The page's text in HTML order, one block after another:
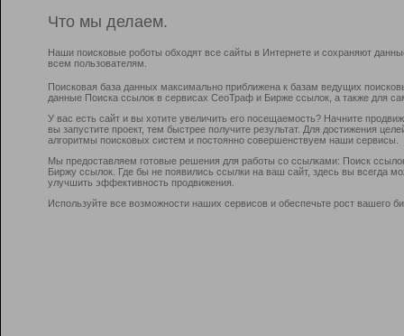
Что мы делаем.
Наши поисковые роботы обходят все сайты в Интернете и сохраняют
всем пользователям.
Поисковая база данных максимально приближена к базам ведущих
данные Поиска ссылок в сервисах СеоТраф и Бирже ссылок, а также для
У вас есть сайт и вы хотите увеличить его посещаемость? Начните
вы запустите проект, тем быстрее получите результат. Для достижения
алгоритмы поисковых систем и постоянно совершенствуем наши сервисы.
Мы предоставляем готовые решения для работы со ссылками: Поиск
Биржу ссылок. Где бы не появились ссылки на ваш сайт, здесь вы всегда
улучшить эффективность продвижения.
Используйте все возможности наших сервисов и обеспечьте рост вашего